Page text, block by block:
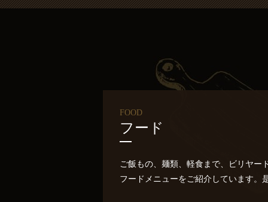
FOOD
フード
ご飯もの、麺類、軽食まで、ビリヤー
フードメニューをご紹介しています。